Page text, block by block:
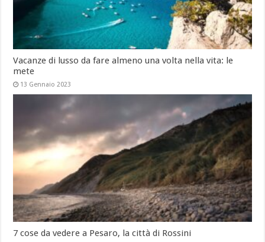
Vacanze di lusso da fare almeno una volta nella vita: le
mete
13 Gennaio 2023
7 cose da vedere a Pesaro, la città di Rossini